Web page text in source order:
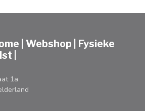
| Webshop | Fysieke
|
1a